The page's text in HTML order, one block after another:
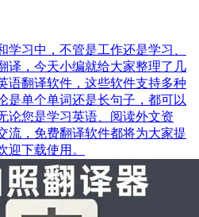
学习中，不管是工作还是学习、
译，今天小编就给大家整理了几
语翻译软件，这些软件支持多种
是单个单词还是长句子，都可以
论您是学习英语、阅读外文资
流，免费翻译软件都将为大家提
迎下载使用。